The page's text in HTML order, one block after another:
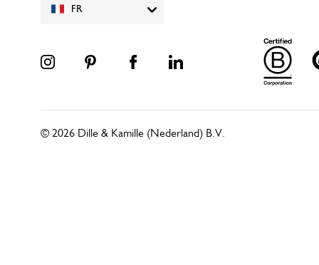
FR
© 2026 Dille & Kamille (Nederland) B.V.